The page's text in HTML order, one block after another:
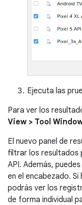
Ejecuta las
Para ver los
View > Tool
El nuevo panel de
filtrar los resultados
API. Además,
en el encabezado. Si
podrás ver los
de forma individual